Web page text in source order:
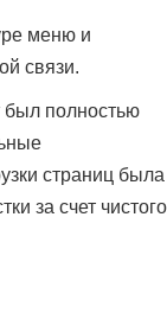
меню и
связи.
был полностью
страниц была
за счет чистого